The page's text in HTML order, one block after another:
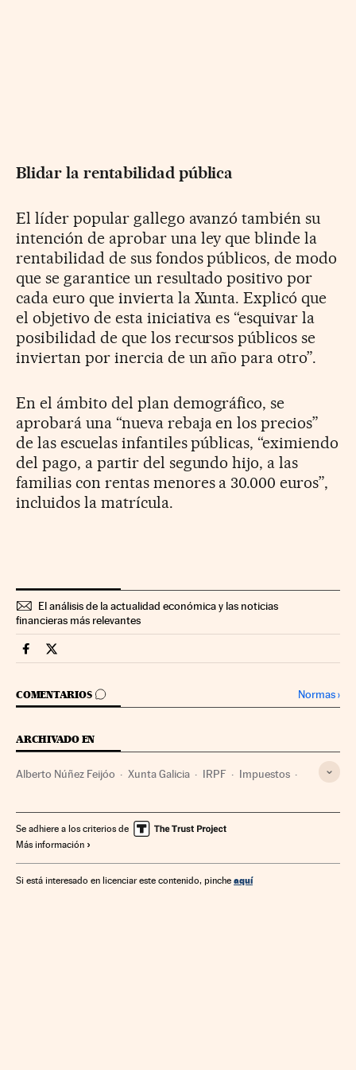
Blidar la rentabilidad pública
El líder popular gallego avanzó también su
intención de aprobar una ley que blinde la
rentabilidad de sus fondos públicos, de modo
que se garantice un resultado positivo por
cada euro que invierta la Xunta. Explicó que
el objetivo de esta iniciativa es “esquivar la
posibilidad de que los recursos públicos se
inviertan por inercia de un año para otro”.
En el ámbito del plan demográfico, se
aprobará una “nueva rebaja en los precios”
de las escuelas infantiles públicas, “eximiendo
del pago, a partir del segundo hijo, a las
familias con rentas menores a 30.000 euros”,
incluidos la matrícula.
El análisis de la actualidad económica y las noticias
financieras más relevantes
Economia Cinco Días en Facebook
Economia Cinco Días en Twitter
COMENTARIOS
IR A LOS COMENTARIOS Normas›
ARCHIVADO EN
Alberto Núñez Feijóo Xunta Galicia IRPF Impuestos
Finanzas públicas Administración pública
Se adhiere a los criterios de
Más información
Si está interesado en licenciar este contenido, pinche aquí